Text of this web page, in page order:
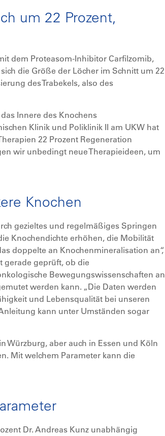
um 22 Prozent,
dem Proteasom-Inhibitor Carfilzomib,
die Größe der Löcher im Schnitt um 22
des Trabekels, also des
Innere des Knochens
Klinik und Poliklinik II am UKW hat
22 Prozent Regeneration
wir unbedingt neue Therapieideen, um
Knochen
gezieltes und regelmäßiges Springen
Knochendichte erhöhen, die Mobilität
doppelte an Knochenmineralisation an“,
gerade geprüft, ob die
Bewegungswissenschaften an
werden kann. „Die Daten werden
und Lebensqualität bei unseren
kann unter Umständen sogar
Würzburg, aber auch in Essen und Köln
Mit welchem Parameter kann die
Dr. Andreas Kunz unabhängig